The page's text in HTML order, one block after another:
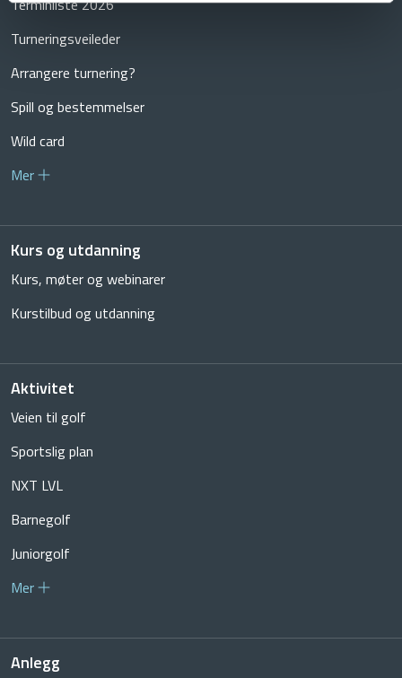
Terminliste 2026
Turneringsveileder
Arrangere turnering?
Spill og bestemmelser
Wild card
Mer
Kurs og utdanning
Kurs, møter og webinarer
Kurstilbud og utdanning
Aktivitet
Veien til golf
Sportslig plan
NXT LVL
Barnegolf
Juniorgolf
Mer
Anlegg